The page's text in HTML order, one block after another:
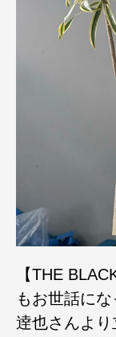
【THE
もお世話に
逹也さんよ